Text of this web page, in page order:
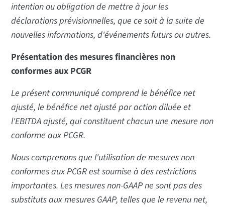
intention ou obligation de mettre à jour les
déclarations prévisionnelles, que ce soit à la suite de
nouvelles informations, d'événements futurs ou autres.
Présentation des mesures financières non
conformes aux PCGR
Le présent communiqué comprend le bénéfice net
ajusté, le bénéfice net ajusté par action diluée et
l'EBITDA ajusté, qui constituent chacun une mesure non
conforme aux PCGR.
Nous comprenons que l'utilisation de mesures non
conformes aux PCGR est soumise à des restrictions
importantes. Les mesures non-GAAP ne sont pas des
substituts aux mesures GAAP, telles que le revenu net,